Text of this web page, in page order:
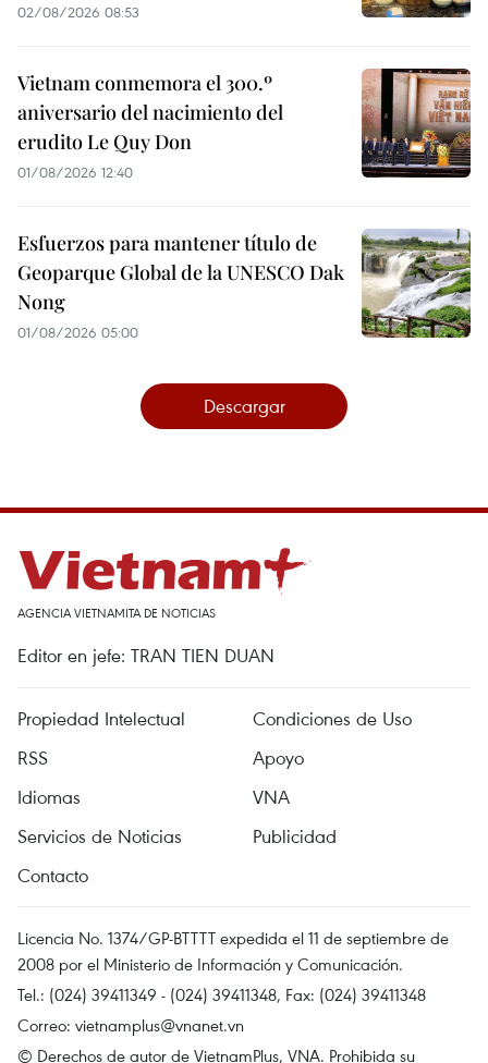
02/08/2026 08:53
Vietnam conmemora el 300.º
aniversario del nacimiento del
erudito Le Quy Don
01/08/2026 12:40
Esfuerzos para mantener título de
Geoparque Global de la UNESCO Dak
Nong
01/08/2026 05:00
Descargar
AGENCIA VIETNAMITA DE NOTICIAS
Editor en jefe: TRAN TIEN DUAN
Propiedad Intelectual
Condiciones de Uso
RSS
Apoyo
Idiomas
VNA
Servicios de Noticias
Publicidad
Contacto
Licencia No. 1374/GP-BTTTT expedida el 11 de septiembre de
2008 por el Ministerio de Información y Comunicación.
Tel.: (024) 39411349 - (024) 39411348, Fax: (024) 39411348
Correo: vietnamplus@vnanet.vn
© Derechos de autor de VietnamPlus, VNA. Prohibida su